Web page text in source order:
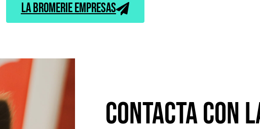
La Bromerie Empresas
Contacta con